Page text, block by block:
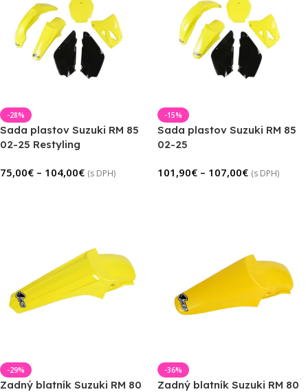
-28%
Sada plastov Suzuki RM 85
02-25 Restyling
75,00€ – 104,00€ (s DPH)
-15%
Sada plastov Suzuki RM 85
02-25
101,90€ – 107,00€ (s DPH)
-29%
Zadný blatník Suzuki RM 80
-36%
Zadný blatník Suzuki RM 80